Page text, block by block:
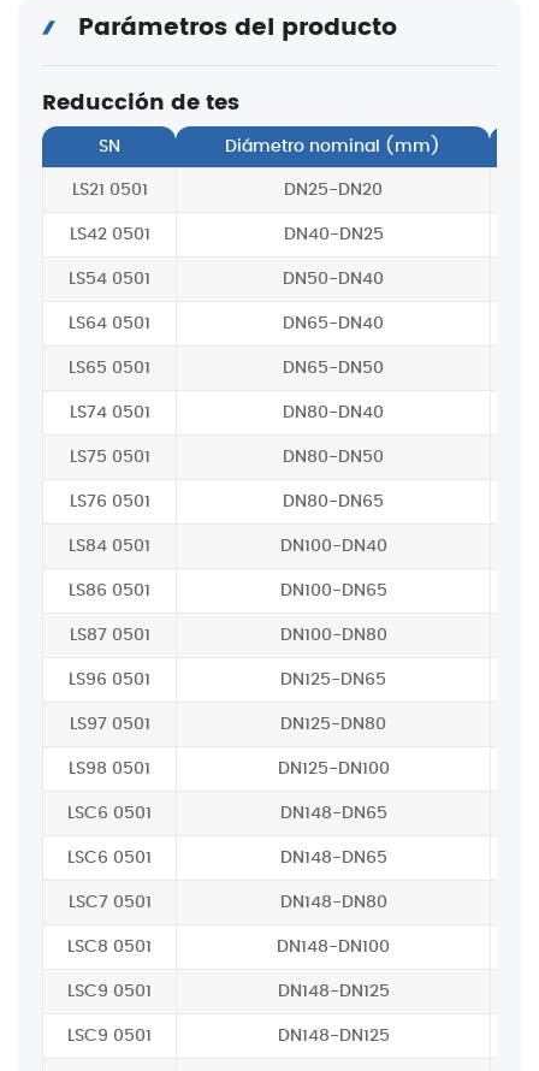
Parámetros del producto
Reducción de tes
SN Diámetro nominal (mm)
LS21 0501 DN25-DN20
LS42 0501 DN40-DN25
LS54 0501 DN50-DN40
LS64 0501 DN65-DN40
LS65 0501 DN65-DN50
LS74 0501 DN80-DN40
LS75 0501 DN80-DN50
LS76 0501 DN80-DN65
LS84 0501 DN100-DN40
LS86 0501 DN100-DN65
LS87 0501 DN100-DN80
LS96 0501 DN125-DN65
LS97 0501 DN125-DN80
LS98 0501 DN125-DN100
LSC6 0501 DN148-DN65
LSC6 0501 DN148-DN65
LSC7 0501 DN148-DN80
LSC8 0501 DN148-DN100
LSC9 0501 DN148-DN125
LSC9 0501 DN148-DN125